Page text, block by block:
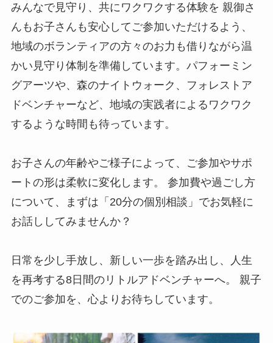
みんなで見守り、共にワクワクする体験を 親御さ
んもお子さんも安心してご参加いただけるよう、
地域のボランティアの方々のお力も借りながら温
かい見守り体制を準備しています。パフォーミン
グアーツや、森のナイトウォーク、フォレストア
ドベンチャーなど、地域の実践者によるワクワク
するような時間も待っています。
お子さんの年齢やご様子によって、ご参加やサポ
ートの形は柔軟に変化します。 参加費や過ごし方
について、まずは「20分の個別相談」でお気軽に
お話ししてみませんか？
日常を少し手放し、新しい一歩を踏み出し、人生
を再考する8日間のリトルアドベンチャーへ。 親子
でのご参加を、心よりお待ちしています。